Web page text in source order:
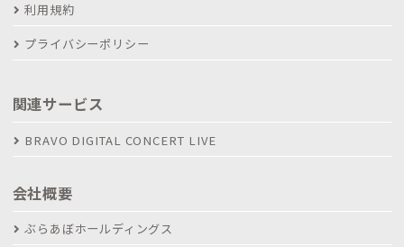
利用規約
プライバシーポリシー
関連サービス
BRAVO DIGITAL CONCERT LIVE
会社概要
ぶらあぼホールディングス